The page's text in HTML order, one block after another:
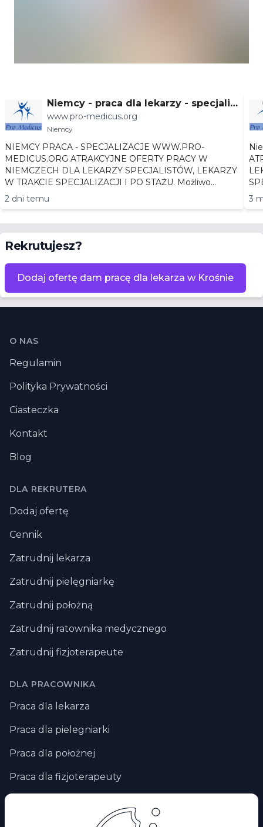
Niemcy - praca dla lekarzy - specjaliz
acje
www.pro-medicus.org
Niemcy
NIEMCY PRACA - SPECJALIZACJE WWW.PRO-
MEDICUS.ORG ATRAKCYJNE OFERTY PRACY W
NIEMCZECH DLA LEKARZY SPECJALISTÓW, LEKARZY
W TRAKCIE SPECJALIZACJI I PO STAŻU. Możliwo...
2 dni temu
3
Rekrutujesz?
Dodaj ofertę dam pracę dla lekarza w Krośnie
Stopka
O NAS
Regulamin
Polityka Prywatności
Ciasteczka
Kontakt
Blog
DLA REKRUTERA
Dodaj ofertę
Cennik
Zatrudnij lekarza
Zatrudnij pielęgniarkę
Zatrudnij położną
Zatrudnij ratownika medycznego
Zatrudnij fizjoterapeute
DLA PRACOWNIKA
Praca dla lekarza
Praca dla pielegniarki
Praca dla położnej
Praca dla fizjoterapeuty